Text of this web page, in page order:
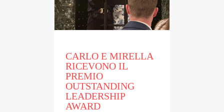
CARLO E MIRELLA
RICEVONO IL
PREMIO
OUTSTANDING
LEADERSHIP
AWARD